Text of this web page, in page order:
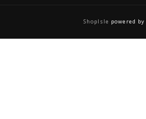
ShopIsle powered by